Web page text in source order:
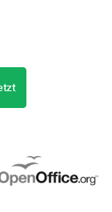
Sie in der